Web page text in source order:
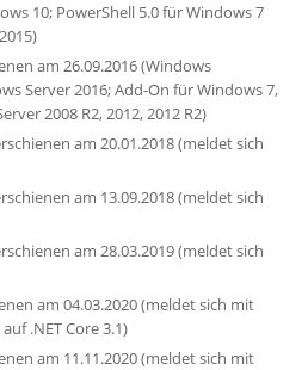
10; PowerShell 5.0 für Windows 7
am 26.09.2016 (Windows
Server 2016; Add-On für Windows 7,
2008 R2, 2012, 2012 R2)
am 20.01.2018 (meldet sich
am 13.09.2018 (meldet sich
am 28.03.2019 (meldet sich
am 04.03.2020 (meldet sich mit
.NET Core 3.1)
am 11.11.2020 (meldet sich mit